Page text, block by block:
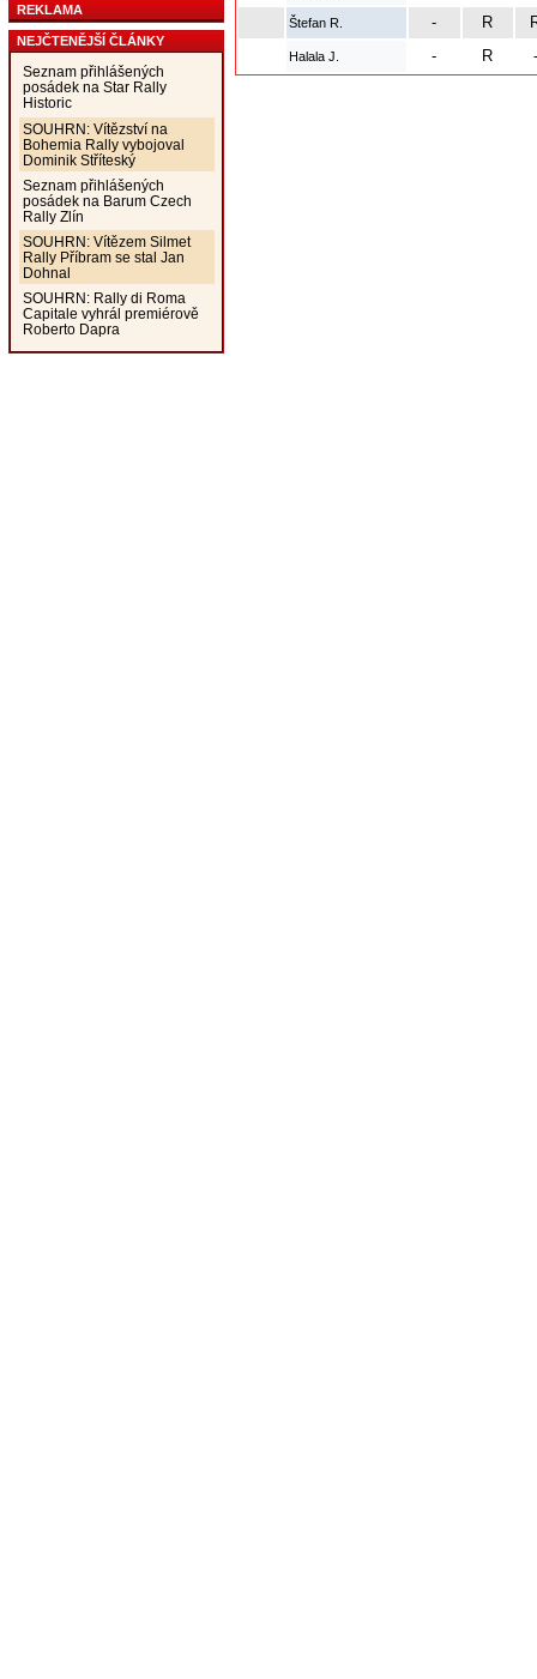
REKLAMA
NEJČTENĚJŠÍ ČLÁNKY
Seznam přihlášených
posádek na Star Rally
Historic
SOUHRN: Vítězství na
Bohemia Rally vybojoval
Dominik Stříteský
Seznam přihlášených
posádek na Barum Czech
Rally Zlín
SOUHRN: Vítězem Silmet
Rally Příbram se stal Jan
Dohnal
SOUHRN: Rally di Roma
Capitale vyhrál premiérově
Roberto Dapra
Štefan R. - R
Halala J. - R -